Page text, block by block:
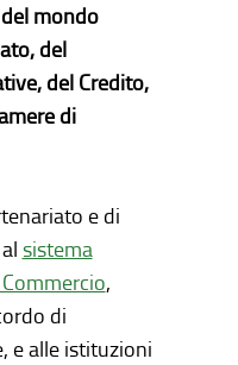
mondo
del
del Credito,
di
e di
sistema
,
di
e alle istituzioni